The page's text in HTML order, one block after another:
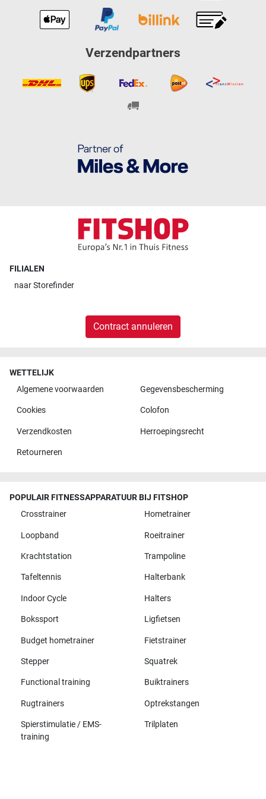
Verzendpartners
FILIALEN
naarStorefinder
Contract annuleren
WETTELIJK
Algemene voorwaarden
Gegevensbescherming
Cookies Colofon
Verzendkosten Herroepingsrecht
Retourneren
POPULAIR FITNESSAPPARATUUR BIJ FITSHOP
Crosstrainer
Hometrainer
Loopband Roeitrainer
Krachtstation Trampoline
Tafeltennis Halterbank
Indoor Cycle Halters
Bokssport Ligfietsen
Budget hometrainer Fietstrainer
Stepper Squatrek
Functional training Buiktrainers
Rugtrainers Optrekstangen
Spierstimulatie / EMS-
training
Trilplaten